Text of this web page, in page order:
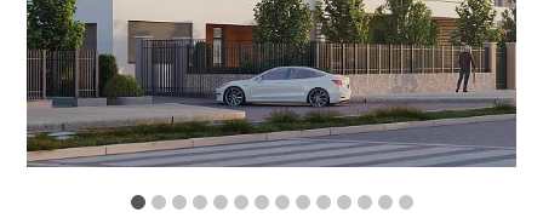
1 2 3 4 5 6 7 8 9 1011